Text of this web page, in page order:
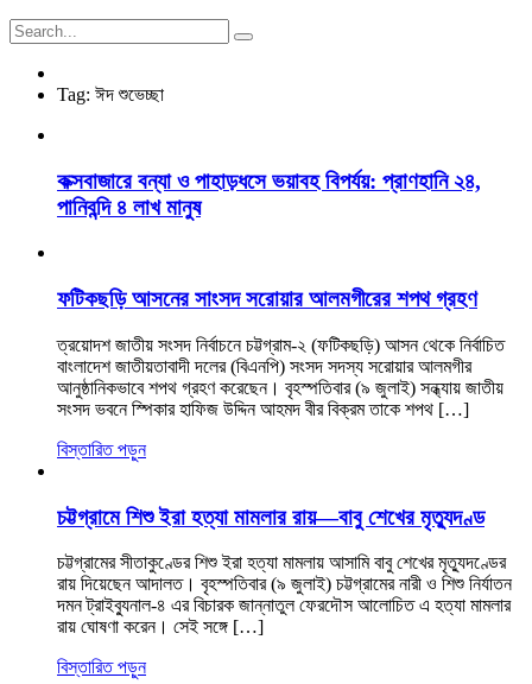
Tag: ঈদ শুভেচ্ছা
কক্সবাজারে বন্যা ও পাহাড়ধসে ভয়াবহ বিপর্যয়: প্রাণহানি ২৪,
পানিবন্দি ৪ লাখ মানুষ
ফটিকছড়ি আসনের সাংসদ সরোয়ার আলমগীরের শপথ গ্রহণ
ত্রয়োদশ জাতীয় সংসদ নির্বাচনে চট্টগ্রাম-২ (ফটিকছড়ি) আসন থেকে নির্বাচিত
বাংলাদেশ জাতীয়তাবাদী দলের (বিএনপি) সংসদ সদস্য সরোয়ার আলমগীর
আনুষ্ঠানিকভাবে শপথ গ্রহণ করেছেন। বৃহস্পতিবার (৯ জুলাই) সন্ধ্যায় জাতীয়
সংসদ ভবনে স্পিকার হাফিজ উদ্দিন আহমদ বীর বিক্রম তাকে শপথ […]
বিস্তারিত পড়ুন
চট্টগ্রামে শিশু ইরা হত্যা মামলার রায়—বাবু শেখের মৃত্যুদণ্ড
চট্টগ্রামের সীতাকুণ্ডের শিশু ইরা হত্যা মামলায় আসামি বাবু শেখের মৃত্যুদণ্ডের
রায় দিয়েছেন আদালত। বৃহস্পতিবার (৯ জুলাই) চট্টগ্রামের নারী ও শিশু নির্যাতন
দমন ট্রাইব্যুনাল-৪ এর বিচারক জান্নাতুল ফেরদৌস আলোচিত এ হত্যা মামলার
রায় ঘোষণা করেন। সেই সঙ্গে […]
বিস্তারিত পড়ুন